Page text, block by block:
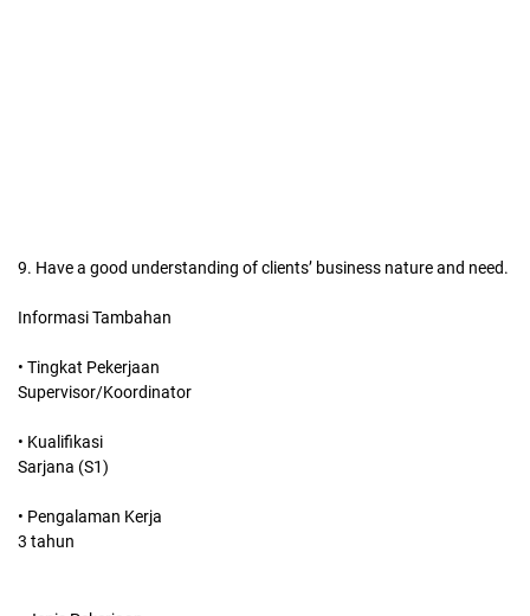
9. Have a good understanding of clients’ business nature and need.
Informasi Tambahan
• Tingkat Pekerjaan
Supervisor/Koordinator
• Kualifikasi
Sarjana (S1)
• Pengalaman Kerja
3 tahun